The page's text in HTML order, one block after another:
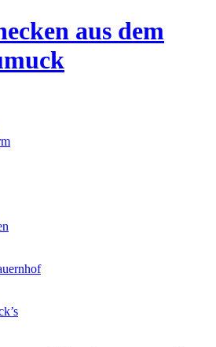
aus dem